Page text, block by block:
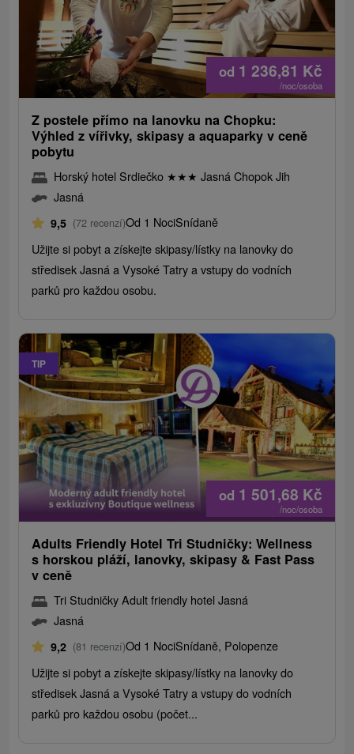
od 1 236,81 Kč
/noc/osoba
Z postele přímo na lanovku na Chopku:
Výhled z vířivky, skipasy a aquaparky v ceně
pobytu
Horský hotel Srdiečko ★★★ Jasná Chopok Jih
Jasná
9,5 (72 recenzí)Od 1 NociSnídaně
Užijte si pobyt a získejte skipasy/lístky na lanovky do
středisek Jasná a Vysoké Tatry a vstupy do vodních
parků pro každou osobu.
TIP
od 1 501,68 Kč
/noc/osoba
Adults Friendly Hotel Tri Studničky: Wellness
s horskou pláží, lanovky, skipasy & Fast Pass
v ceně
Tri Studničky Adult friendly hotel Jasná
Jasná
9,2 (81 recenzí)Od 1 NociSnídaně, Polopenze
Užijte si pobyt a získejte skipasy/lístky na lanovky do
středisek Jasná a Vysoké Tatry a vstupy do vodních
parků pro každou osobu (počet...